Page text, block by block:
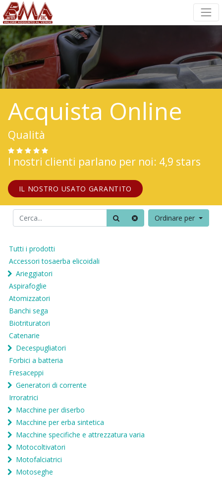
Acquista Online
Qualità
I nostri clienti parlano per noi: 4,9 stars
IL NOSTRO USATO GARANTITO
Ordinare per
Tutti i prodotti
Accessori tosaerba elicoidali
Arieggiatori
Aspirafoglie
Atomizzatori
Banchi sega
Biotrituratori
Catenarie
Decespugliatori
Forbici a batteria
Fresaceppi
Generatori di corrente
Irroratrici
Macchine per diserbo
Macchine per erba sintetica
Macchine specifiche e attrezzatura varia
Motocoltivatori
Motofalciatrici
Motoseghe